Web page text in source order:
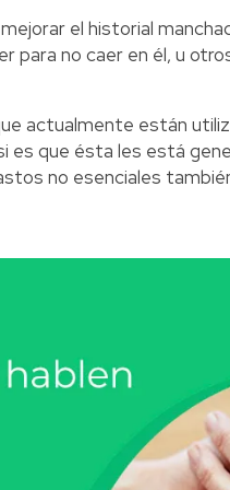
el historial
para no caer en él, u
actualmente están
es que ésta les está
no esenciales